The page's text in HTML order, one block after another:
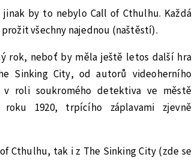
by to nebylo Call of Cthulhu. Každá
všechny najednou (naštěstí).
rok, neboť by měla ještě letos další hra
Sinking City, od autorů videoherního
v roli soukromého detektiva ve městě
1920, trpícího záplavami zjevně
Cthulhu, tak i z The Sinking City (zde se